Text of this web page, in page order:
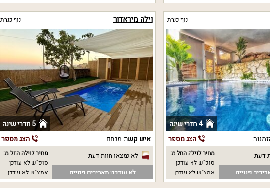
נוף כנרת
4 חדרי שינה
הצג מספר
דעת
פנויים
מחיר לוילה החל מ:
סופ"ש לא עודכן
אמצ"ש לא עודכן
וילה מיראדור נוף כנרת
5 חדרי שינה
איש קשר: מנחם הצג מספר
לא נמצאו חוות דעת
לא עודכנו תאריכים פנויים
מחיר לוילה החל מ:
סופ"ש לא עודכן
אמצ"ש לא עודכן